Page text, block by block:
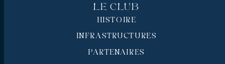
Le Club
HISTOIRE
INFRASTRUCTURES
PARTENAIRES